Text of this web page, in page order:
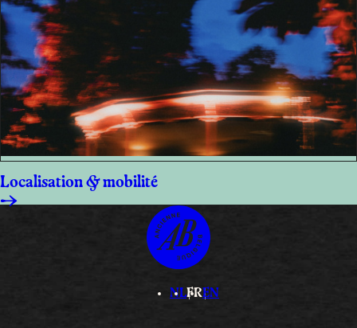
Localisation & mobilité
NLFREN